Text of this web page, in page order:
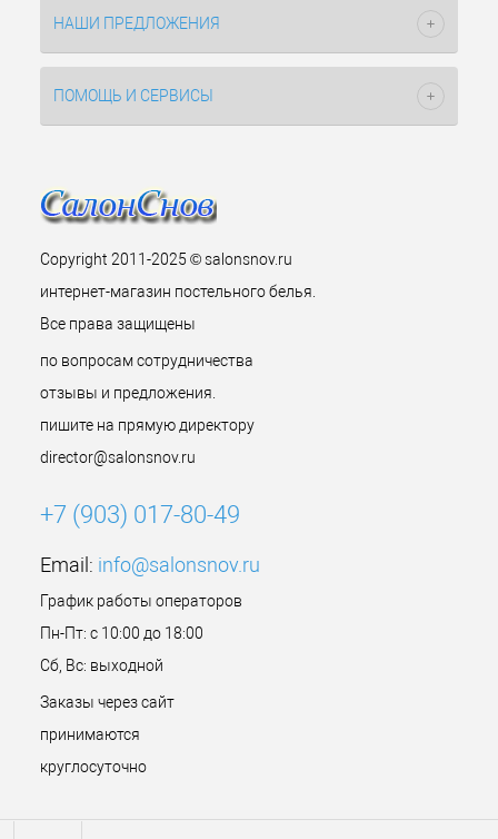
НАШИ ПРЕДЛОЖЕНИЯ
ПОМОЩЬ И СЕРВИСЫ
Copyright 2011-2025 © salonsnov.ru
интернет-магазин постельного белья.
Все права защищены
по вопросам сотрудничества
отзывы и предложения.
пишите на прямую директору
director@salonsnov.ru
+7 (903) 017-80-49
Email: info@salonsnov.ru
График работы операторов
Пн-Пт: с 10:00 до 18:00
Сб, Вс: выходной
Заказы через сайт
принимаются
круглосуточно